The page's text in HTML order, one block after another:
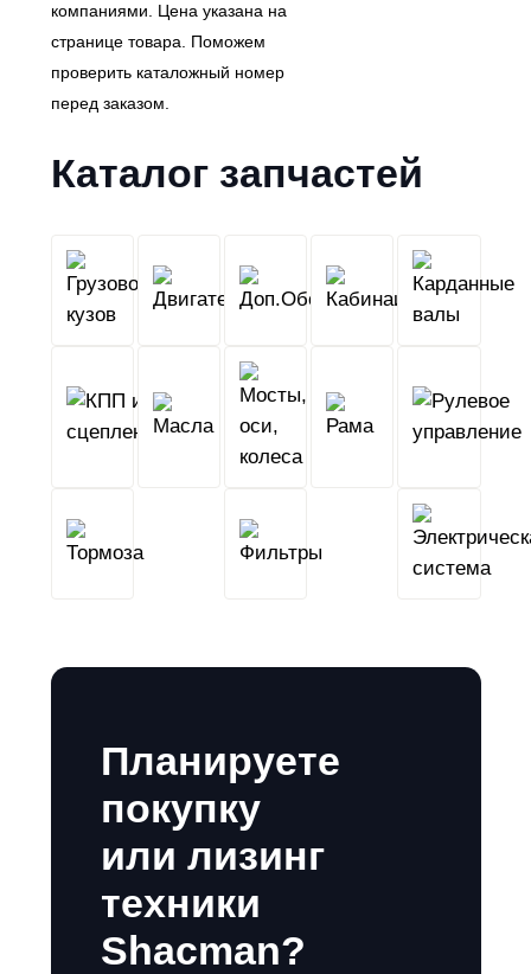
компаниями. Цена указана на
странице товара. Поможем
проверить каталожный номер
перед заказом.
Каталог запчастей
Грузовой
кузов
Двигатель Кабина
КПП
оси,
Рама
Тормоза Фильтры
Планируете
покупку
или лизинг
техники
Shacman?